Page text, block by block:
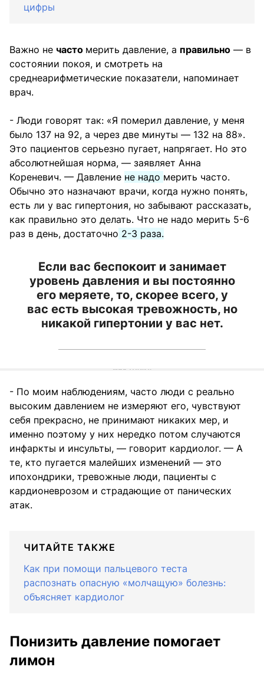
цифры
Важно не часто мерить давление, а правильно — в
состоянии покоя, и смотреть на
среднеарифметические показатели, напоминает
врач.
- Люди говорят так: «Я померил давление, у меня
было 137 на 92, а через две минуты — 132 на 88».
Это пациентов серьезно пугает, напрягает. Но это
абсолютнейшая норма, — заявляет Анна
Кореневич. — Давление не надо мерить часто.
Обычно это назначают врачи, когда нужно понять,
есть ли у вас гипертония, но забывают рассказать,
как правильно это делать. Что не надо мерить 5-6
раз в день, достаточно 2-3 раза.
Если вас беспокоит и занимает
уровень давления и вы постоянно
его меряете, то, скорее всего, у
вас есть высокая тревожность, но
никакой гипертонии у вас нет.
- По моим наблюдениям, часто люди с реально
высоким давлением не измеряют его, чувствуют
себя прекрасно, не принимают никаких мер, и
именно поэтому у них нередко потом случаются
инфаркты и инсульты, — говорит кардиолог. — А
те, кто пугается малейших изменений — это
ипохондрики, тревожные люди, пациенты с
кардионеврозом и страдающие от панических
атак.
ЧИТАЙТЕ ТАКЖЕ
Как при помощи пальцевого теста
распознать опасную «молчащую» болезнь:
объясняет кардиолог
Понизить давление помогает
лимон